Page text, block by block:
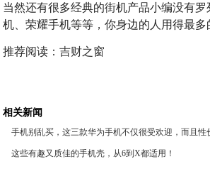
当然还有很多经典的街机产品小编没有
机、荣耀手机等等，你身边的人用得最多
推荐阅读：吉财之窗
相关新闻
手机别乱买，这三款华为手机不仅很受欢迎，而且性
这些有趣又质佳的手机壳，从6到X都适用！